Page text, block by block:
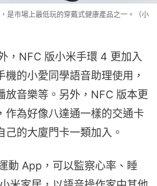
是市場上最低玩的穿戴式健康產品之一。（小
，NFC 版小米手環 4 更加入
的小愛同學語音助理使用，
放音樂等。另外，NFC 版本更
作為好像八達通一樣的交通卡
的大廈門卡一類加入。
動 App，可以監察心率、睡